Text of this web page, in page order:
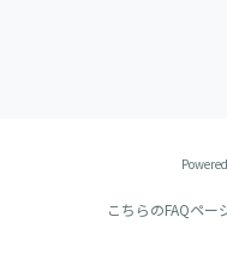
こちらのFAQペー